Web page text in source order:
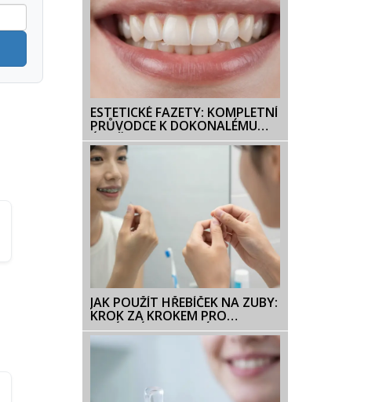
ESTETICKÉ FAZETY: KOMPLETNÍ
PRŮVODCE K DOKONALÉMU
ÚSMĚVU V ROCE 2026
JAK POUŽÍT HŘEBÍČEK NA ZUBY:
KROK ZA KROKEM PRO
SPRÁVNÉ NASAZENÍ